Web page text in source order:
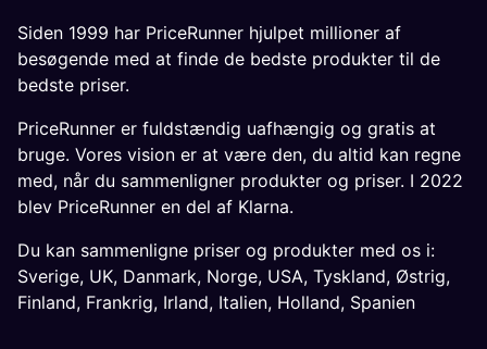
Siden 1999 har PriceRunner hjulpet millioner af
besøgende med at finde de bedste produkter til de
bedste priser.
PriceRunner er fuldstændig uafhængig og gratis at
bruge. Vores vision er at være den, du altid kan regne
med, når du sammenligner produkter og priser. I 2022
blev PriceRunner en del af Klarna.
Du kan sammenligne priser og produkter med os i:
Sverige, UK, Danmark, Norge, USA, Tyskland, Østrig,
Finland, Frankrig, Irland, Italien, Holland, Spanien